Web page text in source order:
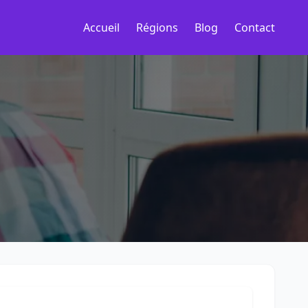
Accueil Régions Blog Contact